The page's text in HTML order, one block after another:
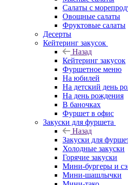
Салаты с
Овощные салаты
Фруктовые салаты
Десерты
Кейтеринг закусок
Назад
Кейтеринг закусок
Фуршетное меню
На юбилей
На детский день
На день рождения
В баночках
Фуршет в офис
Закуски для фуршета
Назад
Закуски для
Холодные закуски
Горячие закуски
Мини-бургеры и
Мини-шашлычки